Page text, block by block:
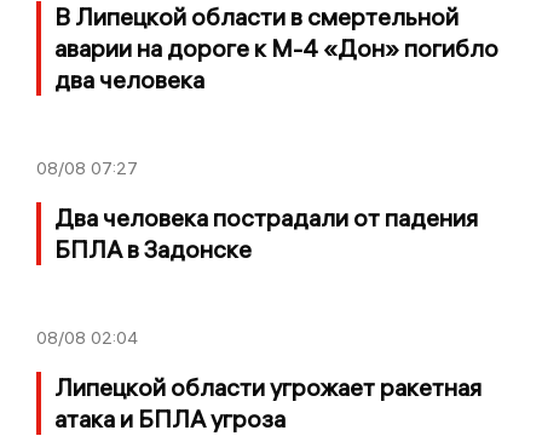
В Липецкой области в смертельной
аварии на дороге к М-4 «Дон» погибло
два человека
08/08 07:27
Два человека пострадали от падения
БПЛА в Задонске
08/08 02:04
Липецкой области угрожает ракетная
атака и БПЛА угроза